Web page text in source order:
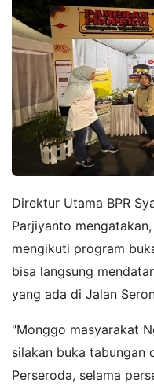
Direktur Utama BPR
Parjiyanto
mengikuti program
bisa langsung
yang ada di Jalan
"Monggo masyarakat
silakan buka tabungan
Perseroda, selama